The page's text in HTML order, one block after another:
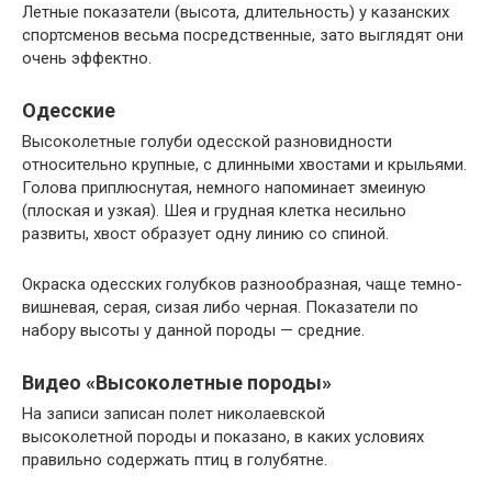
Летные показатели (высота, длительность) у казанских
спортсменов весьма посредственные, зато выглядят они
очень эффектно.
Одесские
Высоколетные голуби одесской разновидности
относительно крупные, с длинными хвостами и крыльями.
Голова приплюснутая, немного напоминает змеиную
(плоская и узкая). Шея и грудная клетка несильно
развиты, хвост образует одну линию со спиной.
Окраска одесских голубков разнообразная, чаще темно-
вишневая, серая, сизая либо черная. Показатели по
набору высоты у данной породы — средние.
Видео «Высоколетные породы»
На записи записан полет николаевской
высоколетной породы и показано, в каких условиях
правильно содержать птиц в голубятне.